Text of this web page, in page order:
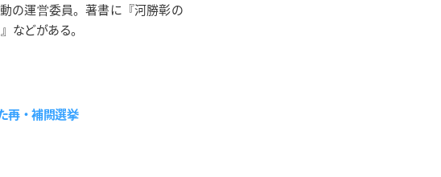
の運営委員。著書に『河勝彰の
などがある。
再・補闕選挙